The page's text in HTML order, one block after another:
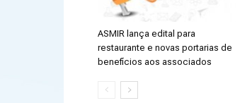
ASMIR lança edital para
restaurante e novas portarias de
benefícios aos associados